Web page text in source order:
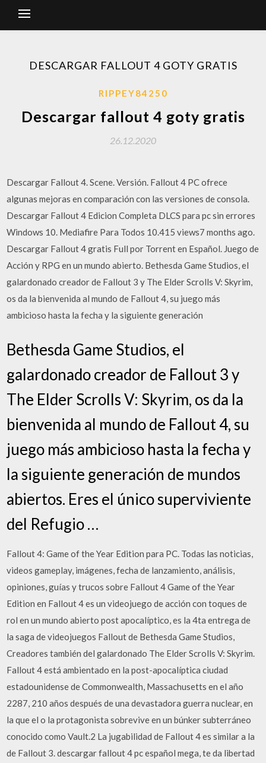
DESCARGAR FALLOUT 4 GOTY GRATIS
RIPPEY84250
Descargar fallout 4 goty gratis
26.12.2020
Descargar Fallout 4. Scene. Versión. Fallout 4 PC ofrece
algunas mejoras en comparación con las versiones de consola.
Descargar Fallout 4 Edicion Completa DLCS para pc sin errores
Windows 10. Mediafire Para Todos 10.415 views7 months ago.
Descargar Fallout 4 gratis Full por Torrent en Español. Juego de
Acción y RPG en un mundo abierto. Bethesda Game Studios, el
galardonado creador de Fallout 3 y The Elder Scrolls V: Skyrim,
os da la bienvenida al mundo de Fallout 4, su juego más
ambicioso hasta la fecha y la siguiente generación
Bethesda Game Studios, el
galardonado creador de Fallout 3 y
The Elder Scrolls V: Skyrim, os da la
bienvenida al mundo de Fallout 4, su
juego más ambicioso hasta la fecha y
la siguiente generación de mundos
abiertos. Eres el único superviviente
del Refugio …
Fallout 4: Game of the Year Edition para PC. Todas las noticias,
videos gameplay, imágenes, fecha de lanzamiento, análisis,
opiniones, guías y trucos sobre Fallout 4 Game of the Year
Edition en Fallout 4 es un videojuego de acción con toques de
rol en un mundo abierto post apocalíptico, es la 4ta entrega de
la saga de videojuegos Fallout de Bethesda Game Studios,
Creadores también del galardonado The Elder Scrolls V: Skyrim.
Fallout 4 está ambientado en la post-apocalíptica ciudad
estadounidense de Commonwealth, Massachusetts en el año
2287, 210 años después de una devastadora guerra nuclear, en
la que el o la protagonista sobrevive en un búnker subterráneo
conocido como Vault.2 La jugabilidad de Fallout 4 es similar a la
de Fallout 3. descargar fallout 4 pc español mega, te da libertad